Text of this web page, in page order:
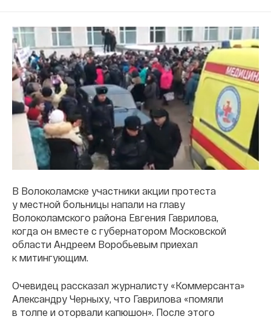
В Волоколамске участники акции протеста
у местной больницы напали на главу
Волоколамского района Евгения Гаврилова,
когда он вместе с губернатором Московской
области Андреем Воробьевым приехал
к митингующим.
Очевидец рассказал журналисту «Коммерсанта»
Александру Черныху, что Гаврилова «помяли
в толпе и оторвали капюшон». После этого